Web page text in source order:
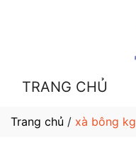
TRANG CHỦ
Trang chủ / xà bông kg